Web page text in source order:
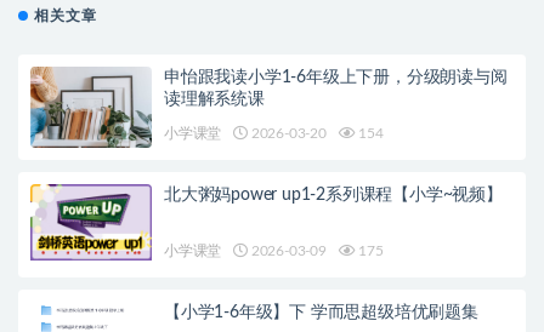
相关文章
申怡跟我读小学1-6年级上下册，分级朗读与阅
读理解系统课
小学课堂 2026-03-20 154
北大粥妈power up1-2系列课程【小学~视频】
小学课堂 2026-03-09 175
【小学1-6年级】下 学而思超级培优刷题集